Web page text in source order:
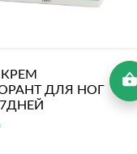
КРЕМ
ДЛЯ НОГ